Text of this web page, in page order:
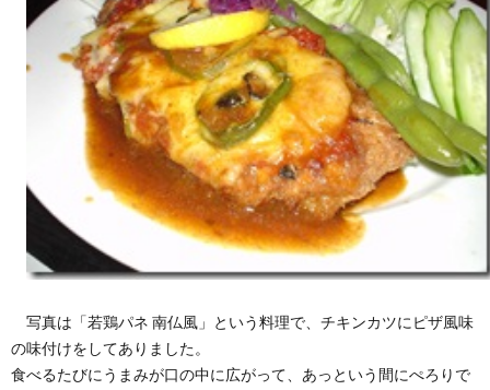
写真は「若鶏パネ 南仏風」という料理で、チキンカツにピザ風味
の味付けをしてありました。
食べるたびにうまみが口の中に広がって、あっという間にぺろりで